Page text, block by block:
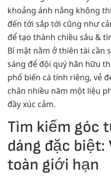
khoảng ánh nắng không
đến tới sắp tới cũng như
để tạo thành chiều sâu &
Bí mật nằm ở thiên tài cần
sáng để đội quý hãn hữu
phổ biến cá tính riêng, vẻ
chân nhiều năm một liệu
đầy xúc cảm.
Tìm kiếm góc
dáng đặc biệt:
toàn giới hạn